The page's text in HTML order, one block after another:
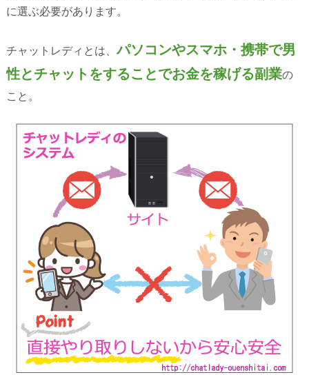
に選ぶ必要があります。
チャットレディとは、パソコンやスマホ・携帯で男
性とチャットをすることでお金を稼げる副業の
こと。